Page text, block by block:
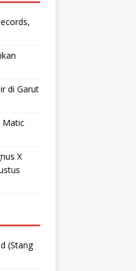
di Garut
Matic
X
(Stang